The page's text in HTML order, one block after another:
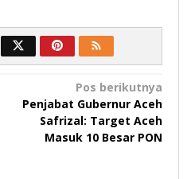
Pos berikutnya
Penjabat Gubernur Aceh
Safrizal: Target Aceh
Masuk 10 Besar PON